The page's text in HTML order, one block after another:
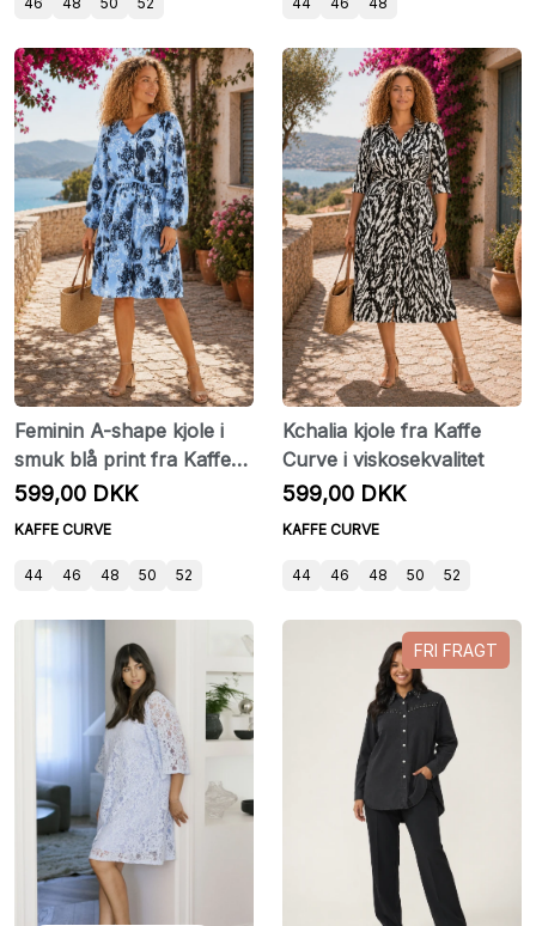
Feminin A-shape kjole i
smuk blå print fra Kaffe
Curve
599,00 DKK
KAFFE CURVE
44 46 48 50 52
Kchalia kjole fra Kaffe
Curve i viskosekvalitet
599,00 DKK
KAFFE CURVE
44 46 48 50 52
FRI FRAGT